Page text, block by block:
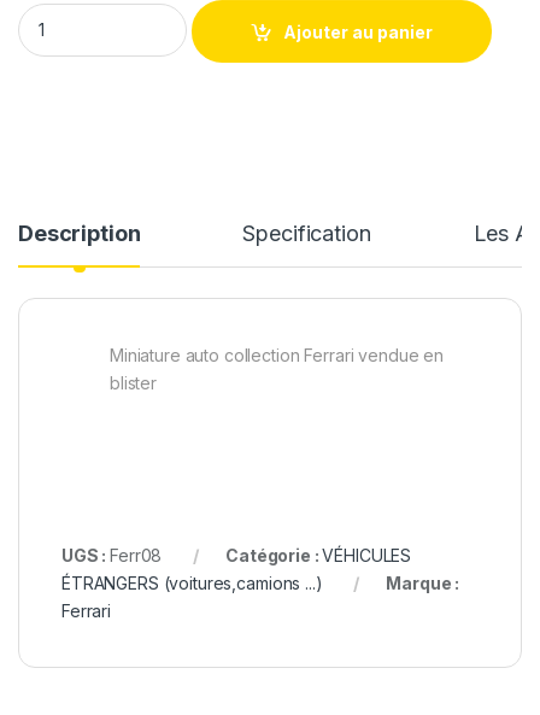
Ferrari 512 BB Ixo/altaya - 1/43 quantity
Ajouter au panier
Description Specification Les
Miniature auto collection Ferrari vendue en
blister
UGS :Ferr08 Catégorie :VÉHICULES
ÉTRANGERS (voitures,camions ...)
Marque :
Ferrari